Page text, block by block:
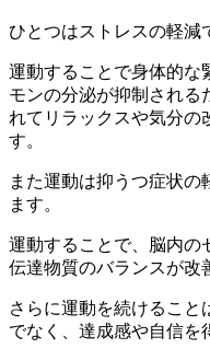
ひとつはストレスの軽減
運動することで身体的な
モンの分泌が抑制される
れてリラックスや気分の
す。
また運動は抑うつ症状
ます。
運動することで、脳内の
伝達物質のバランスが改
さらに運動を続けること
でなく、達成感や自信を